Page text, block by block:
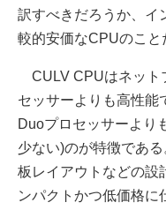
訳すべきだろうか、イ
較的安価なCPUのこと
CULV CPUはネット
セッサーよりも高性能
Duoプロセッサーより
少ない)のが特徴であ
板レイアウトなどの設
ンパクトかつ低価格に